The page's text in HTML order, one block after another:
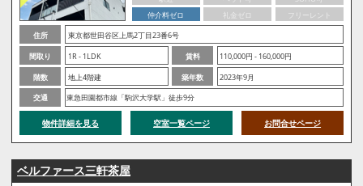
仲介料ゼロ
礼金ゼロ
フリーレント
住所
東京都世田谷区上馬2丁目23番6号
間取り
1R - 1LDK 賃料
110,000円 - 160,000円
階数
地上4階建 築年数
2023年9月
交通
東急田園都市線「駒沢大学駅」徒歩9分
物件詳細を見る 空室一覧ページ お問合せページ
ベルファース三軒茶屋